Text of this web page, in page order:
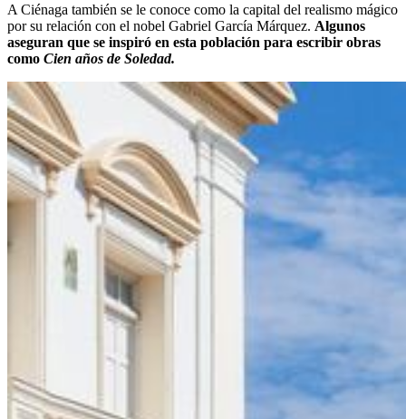
A Ciénaga también se le conoce como la capital del realismo mágico
por su relación con el nobel Gabriel García Márquez. Algunos
aseguran que se inspiró en esta población para escribir obras
como Cien años de Soledad.